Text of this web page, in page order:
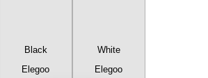
Black
Elegoo
White
Elegoo